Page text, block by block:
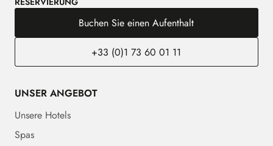
Buchen Sie einen Aufenthalt
+33 (0)1 73 60 01 11
UNSER ANGEBOT
Unsere Hotels
Spas